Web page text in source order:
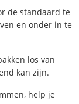
de standaard te
en onder in te
los van
kan zijn.
help je